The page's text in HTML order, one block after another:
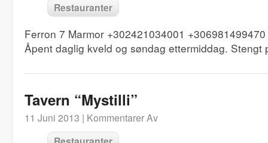
Restauranter
Ferron 7 Marmor +302421034001
Åpent daglig kveld og søndag ettermiddag. Stengt
Tavern “Mystilli”
11 Juni 2013 | Kommentarer Av